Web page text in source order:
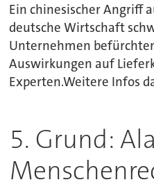
Ein chinesischer Angriff
deutsche Wirtschaft
Unternehmen
Auswirkungen auf
Experten.Weitere Infos
5. Grund: